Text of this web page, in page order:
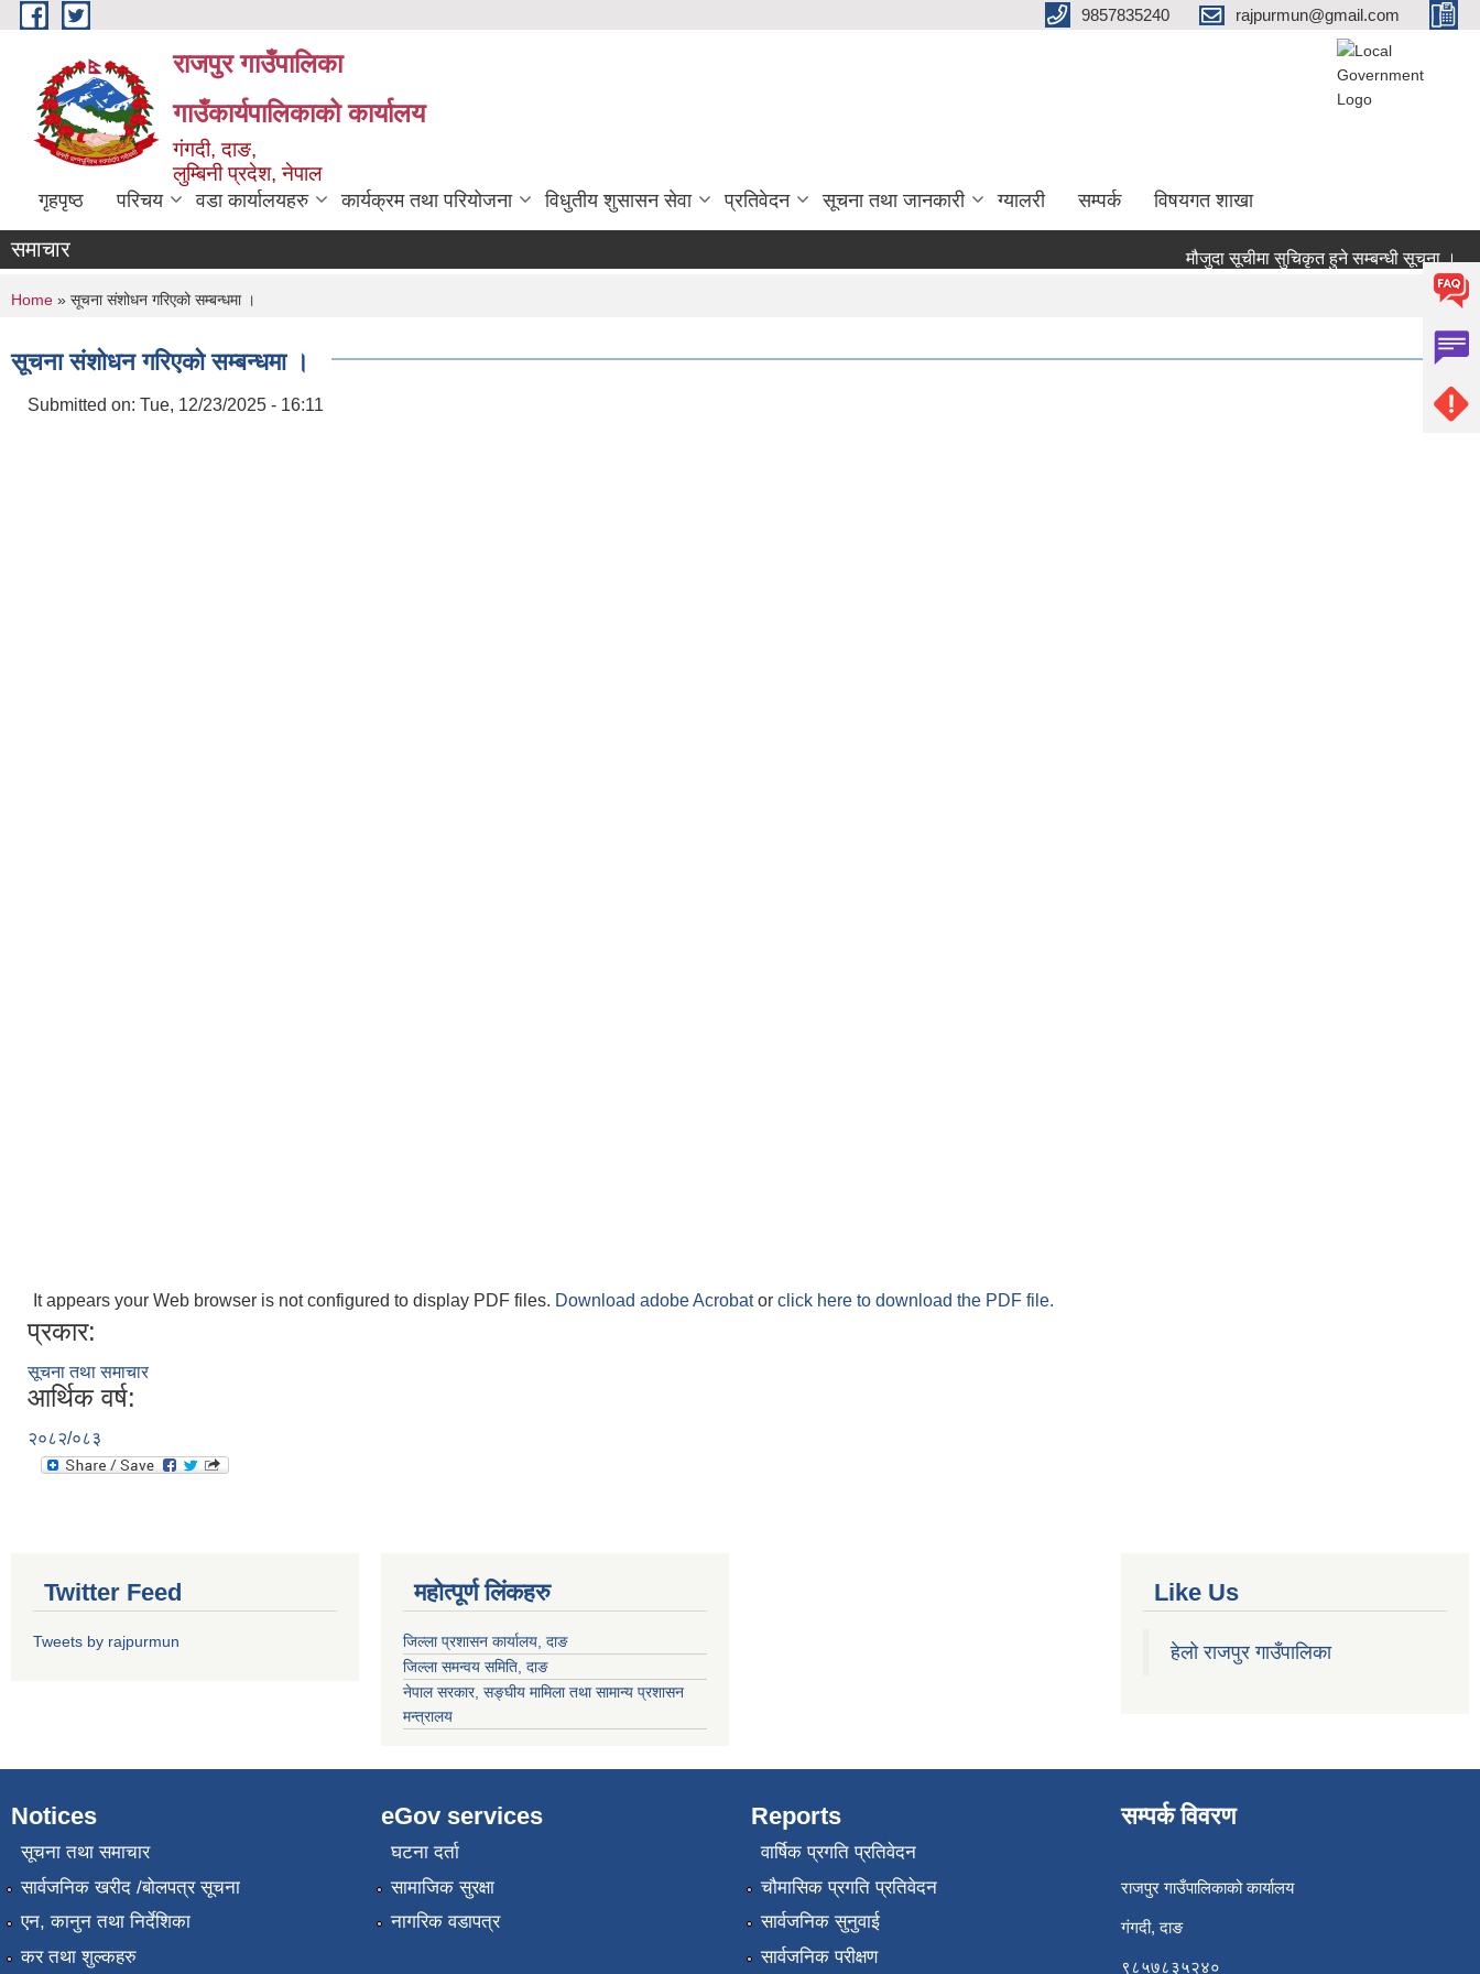
Skip to main content 9857835240 rajpurmun@gmail.com
राजपुर गाउँपालिका
गाउँकार्यपालिकाको कार्यालय
गंगदी, दाङ,
लुम्बिनी प्रदेश, नेपाल
गृहपृष्ठ परिचय वडा कार्यालयहरु कार्यक्रम तथा परियोजना विधुतीय शुसासन सेवा प्रतिवेदन सूचना तथा जानकारी ग्यालरी सम्पर्क विषयगत शाखा
समाचार मौजुदा सूचीमा सुचिकृत हुने सम्बन्धी सूचना ।
You are here
Home » सूचना संशोधन गरिएको सम्बन्धमा ।
सूचना संशोधन गरिएको सम्बन्धमा ।
Submitted on: Tue, 12/23/2025 - 16:11
It appears your Web browser is not configured to display PDF files. Download adobe Acrobator click here to download the PDF file.
प्रकार:
सूचना तथा समाचार
आर्थिक वर्ष:
२०८२/०८३
Twitter Feed
Tweets by rajpurmun
महोत्पूर्ण लिंकहरु
जिल्ला प्रशासन कार्यालय, दाङ
जिल्ला समन्वय समिति, दाङ
नेपाल सरकार, सङ्घीय मामिला तथा सामान्य प्रशासन
मन्त्रालय
Like Us
हेलो राजपुर गाउँपालिका
Notices
सूचना तथा समाचार
सार्वजनिक खरीद /बोलपत्र सूचना
एन, कानुन तथा निर्देशिका
कर तथा शुल्कहरु
eGov services
घटना दर्ता
सामाजिक सुरक्षा
नागरिक वडापत्र
Reports
वार्षिक प्रगति प्रतिवेदन
चौमासिक प्रगति प्रतिवेदन
सार्वजनिक सुनुवाई
सार्वजनिक परीक्षण
सम्पर्क विवरण
राजपुर गाउँपालिकाको कार्यालय
गंगदी, दाङ
९८५७८३५२४०